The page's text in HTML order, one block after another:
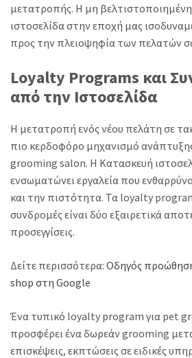
μετατροπής. Η μη βελτιστοποιημένη
ιστοσελίδα στην εποχή μας
προς την πλειοψηφία των πελατών
Loyalty Programs και
από την Ιστοσελίδα
Η μετατροπή ενός νέου πελάτη σε
πιο κερδοφόρο μηχανισμό
grooming salon. Η Κατασκευή
ενσωματώνει εργαλεία που
και την πιστότητα. Τα loyalty
συνδρομές είναι δύο εξαιρετικά
προσεγγίσεις.
Δείτε περισσότερα: Οδηγός
shop στη Google
Ένα τυπικό loyalty program για pet
προσφέρει ένα δωρεάν grooming
επισκέψεις, εκπτώσεις σε ειδικές